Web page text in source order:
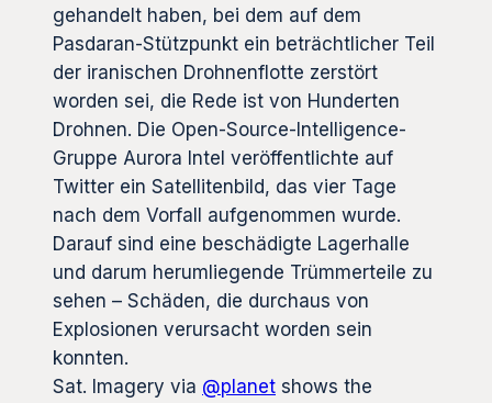
gehandelt haben, bei dem auf dem
Pasdaran-Stützpunkt ein beträchtlicher Teil
der iranischen Drohnenflotte zerstört
worden sei, die Rede ist von Hunderten
Drohnen. Die Open-Source-Intelligence-
Gruppe Aurora Intel veröffentlichte auf
Twitter ein Satellitenbild, das vier Tage
nach dem Vorfall aufgenommen wurde.
Darauf sind eine beschädigte Lagerhalle
und darum herumliegende Trümmerteile zu
sehen – Schäden, die durchaus von
Explosionen verursacht worden sein
konnten.
Sat. Imagery via @planet shows the